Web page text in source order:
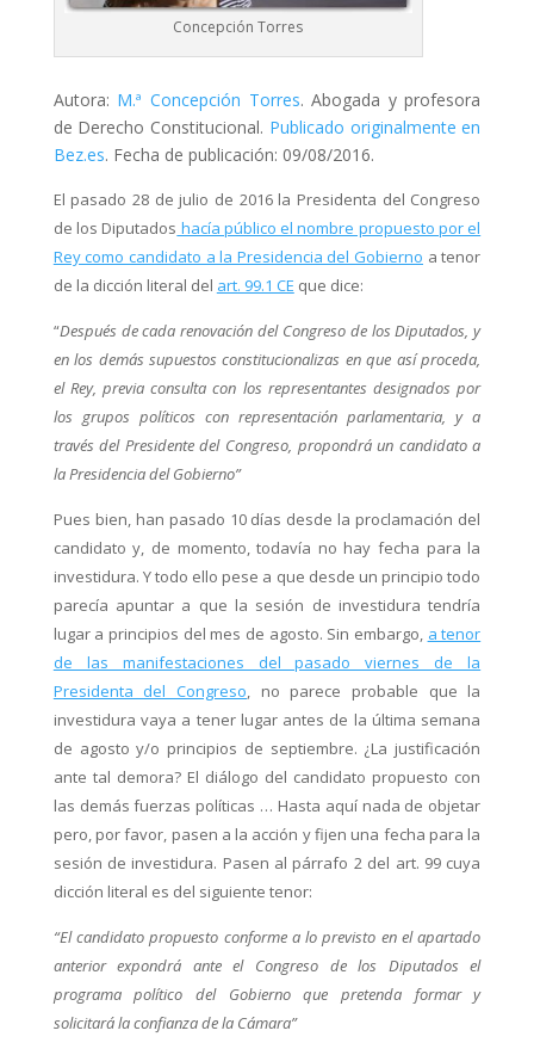
Concepción Torres
Autora: M.ª Concepción Torres. Abogada y profesora
de Derecho Constitucional. Publicado originalmente en
Bez.es. Fecha de publicación: 09/08/2016.
El pasado 28 de julio de 2016 la Presidenta del Congreso
de los Diputados hacía público el nombre propuesto por el
Rey como candidato a la Presidencia del Gobierno a tenor
de la dicción literal del art. 99.1 CE que dice:
“Después de cada renovación del Congreso de los Diputados, y
en los demás supuestos constitucionalizas en que así proceda,
el Rey, previa consulta con los representantes designados por
los grupos políticos con representación parlamentaria, y a
través del Presidente del Congreso, propondrá un candidato a
la Presidencia del Gobierno”
Pues bien, han pasado 10 días desde la proclamación del
candidato y, de momento, todavía no hay fecha para la
investidura. Y todo ello pese a que desde un principio todo
parecía apuntar a que la sesión de investidura tendría
lugar a principios del mes de agosto. Sin embargo, a tenor
de las manifestaciones del pasado viernes de la
Presidenta del Congreso, no parece probable que la
investidura vaya a tener lugar antes de la última semana
de agosto y/o principios de septiembre. ¿La justificación
ante tal demora? El diálogo del candidato propuesto con
las demás fuerzas políticas … Hasta aquí nada de objetar
pero, por favor, pasen a la acción y fijen una fecha para la
sesión de investidura. Pasen al párrafo 2 del art. 99 cuya
dicción literal es del siguiente tenor:
“El candidato propuesto conforme a lo previsto en el apartado
anterior expondrá ante el Congreso de los Diputados el
programa político del Gobierno que pretenda formar y
solicitará la confianza de la Cámara”